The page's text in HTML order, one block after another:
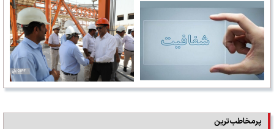
بدرقه آقای شهید ایران شرکت‌ها
پرمخاطب‌ترین